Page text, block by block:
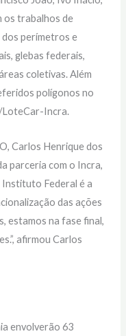
os trabalhos de
perímetros e
glebas federais,
coletivas. Além
polígonos no
LoteCar-Incra.
Carlos Henrique dos
parceria com o Incra,
Instituto Federal é a
das ações
estamos na fase final,
afirmou Carlos
envolverão 63